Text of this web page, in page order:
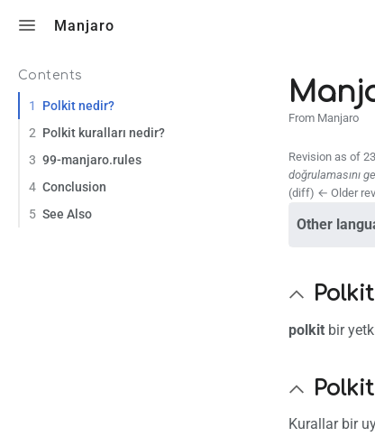
Manjaro
From Manjaro
Revision as of
doğrulamasını
(diff) ← Older
Other
Contents
1
Polkit nedir?
2 Polkit kuralları nedir?
3 99-manjaro.rules
4 Conclusion
5 See Also
polkit bir
Kurallar bir